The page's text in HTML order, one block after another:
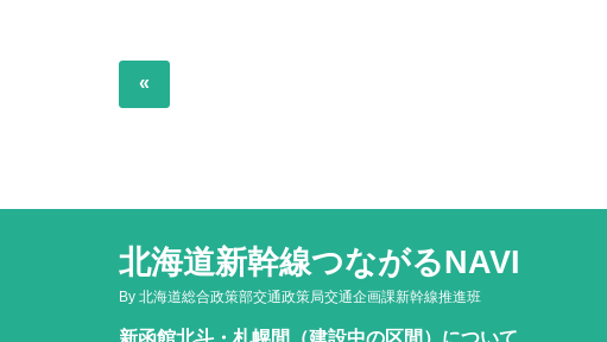
«
北海道新幹線つながるNAVI
By 北海道総合政策部交通政策局交通企画課新幹線推進班
新函館北斗・札幌間（建設中の区間）について